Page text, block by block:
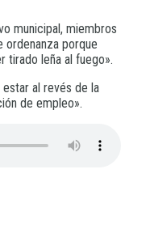
municipal, miembros
ordenanza porque
tirado leña al fuego».
al revés de la
de empleo».